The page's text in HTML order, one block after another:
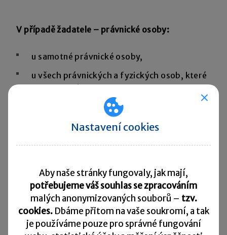
V případě žadatele – právnické osoby:
u samotné právnické osoby,
u všech právnických a fyzických osob, které
jsou statutárem,
u právnických osob, jejichž statutárem je
nebo byla ve třech předcházejících letech
právnická osoba žádající o prominutí nebo
její statutár.
Pokud tedy správce daně zjistí, že lze
příslušenství prominout, postupuje potom tak,
žestanovuje rozsah prominutí. Pro posouzení
prominutí existují následující kritéria.
Nastavení cookies
Aby naše stránky fungovaly, jak mají,
potřebujeme váš souhlas se zpracováním
malých anonymizovaných souborů – tzv.
cookies. Dbáme přitom na vaše soukromí, a tak
je používáme pouze pro správné fungování